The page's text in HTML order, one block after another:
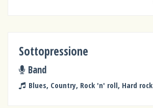
Sottopressione
Band
Blues, Country, Rock 'n' roll, Hard rock